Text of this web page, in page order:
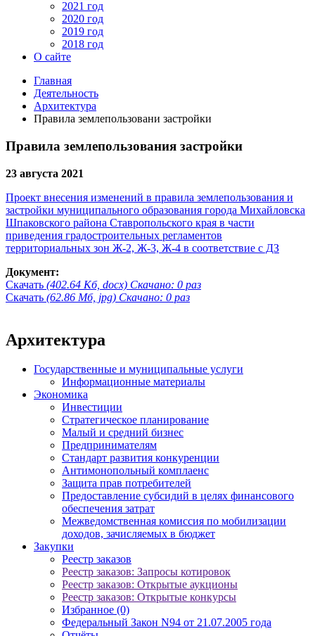
2021 год
2020 год
2019 год
2018 год
О сайте
Главная
Деятельность
Архитектура
Правила землепользовани застройки
Правила землепользования застройки
23 августа 2021
Проект внесения изменений в правила землепользования и
застройки муниципального образования города Михайловска
Шпаковского района Ставропольского края в части
приведения градостроительных регламентов
территориальных зон Ж-2, Ж-3, Ж-4 в соответствие с ДЗ
Документ:
Скачать (402.64 Кб, docx) Скачано: 0 раз
Скачать (62.86 Мб, jpg) Скачано: 0 раз
Архитектура
Государственные и муниципальные услуги
Информационные материалы
Экономика
Инвестиции
Стратегическое планирование
Малый и средний бизнес
Предпринимателям
Стандарт развития конкуренции
Антимонопольный комплаенс
Защита прав потребителей
Предоставление субсидий в целях финансового
обеспечения затрат
Межведомственная комиссия по мобилизации
доходов, зачисляемых в бюджет
Закупки
Реестр заказов
Реестр заказов: Запросы котировок
Реестр заказов: Открытые аукционы
Реестр заказов: Открытые конкурсы
Избранное (0)
Федеральный Закон N94 от 21.07.2005 года